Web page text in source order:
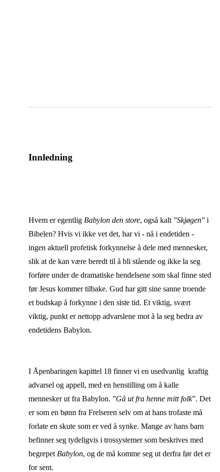
Innledning
Hvem er egentlig Babylon den store, også kalt "Skjøgen"i
Bibelen? Hvis vi ikke vet det, har vi - nå i endetiden -
ingen aktuell profetisk forkynnelse å dele med mennesker,
slik at de kan være beredt til å bli stående og ikke la seg
forføre under de dramatiske hendelsene som skal finne sted
før Jesus kommer tilbake. Gud har gitt sine sanne troende
et budskap å forkynne i den siste tid. Et viktig, svært
viktig, punkt er nettopp advarslene mot å la seg bedra av
endetidens Babylon.
I Åpenbaringen kapittel 18 finner vi en usedvanlig kraftig
advarsel og appell, med en henstilling om å kalle
mennesker ut fra Babylon. ”Gå ut fra henne mitt folk”. Det
er som en bønn fra Frelseren selv om at hans trofaste må
forlate en skute som er ved å synke. Mange av hans barn
befinner seg tydeligvis i trossystemer som beskrives med
begrepet Babylon, og de må komme seg ut derfra før det er
for sent.